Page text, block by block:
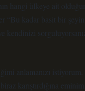
hangi ülkeye ait
kadar basit bir şeyin
kendinizi
anlamanızı istiyorum.
karıştırdığına